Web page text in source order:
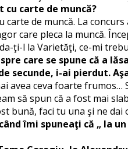
cu carte de muncă?
carte de muncă. La
care pleca la muncă.
ţi-l la Varietăţi, ce-mi
care se spune că a
secunde, i-ai pierdut.
avea ceva foarte
să spun că a fost mai
bună, faci tu una şi ne
îmi spuneaţi că „ la